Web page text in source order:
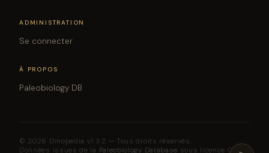
ADMINISTRATION
Se connecter
À PROPOS
Paleobiology DB
© 2026 Dinopedia v1.3.2 — Tous droits réservés.
Données issues de la Paleobiology Database sous licence CC BY